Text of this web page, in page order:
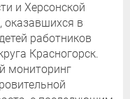
и Херсонской
оказавшихся в
работников
Красногорск.
мониторинг